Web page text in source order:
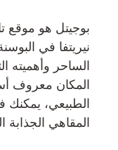
بوجيتل هو موقع
نيريتفا في
الساحر وأهميته
المكان معروف
الطبيعي، يمكنك
المقاهي الجذابة